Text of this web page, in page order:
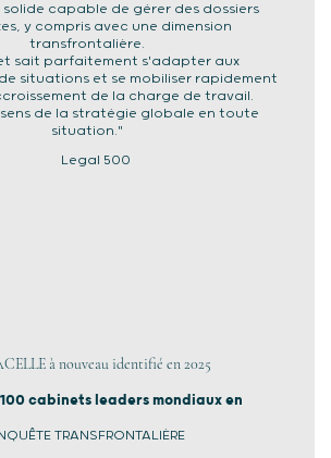
solide capable de gérer des dossiers
y compris avec une dimension
transfrontalière.
sait parfaitement s'adapter aux
situations et se mobiliser rapidement
de la charge de travail.
de la stratégie globale en toute
situation."
à nouveau identifié en 2025
cabinets leaders mondiaux en
TRANSFRONTALIÈRE